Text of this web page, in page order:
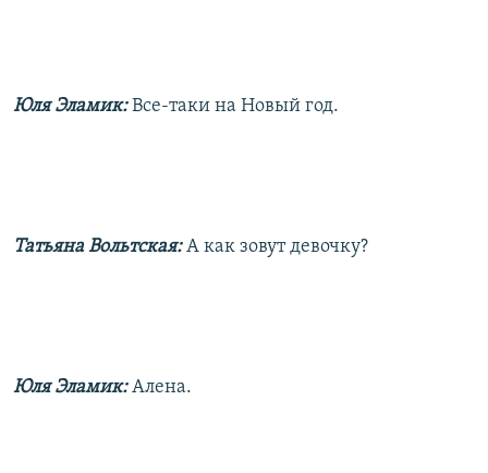
Юля Эламик:Все-таки на Новый год.
Татьяна Вольтская:А как зовут девочку?
Юля Эламик:Алена.